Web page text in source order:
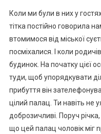
Коли ми були в них у
тітка постійно говорила
втомимося від міської
посміхалися. І коли
будинок. На початку цієї
туди, щоб упорядкувати
прибуття він
цілий палац. Ти навіть не
доброзичливі. Поруч
що цей палац чоловік міг